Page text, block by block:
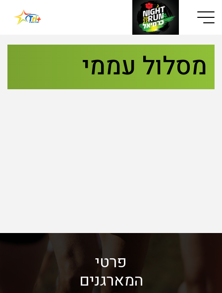
Button used only for devices with a small screen
מסלול עממי
פרטי
המארגנים